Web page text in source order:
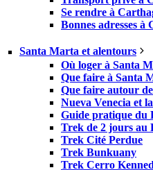
Se rendre à
Bonnes adresses à
Santa Marta et alentours
Où loger à Santa
Que faire à Santa
Que faire autour
Nueva Venecia et
Guide pratique du
Trek de 2 jours au
Trek Cité Perdue
Trek Bunkuany
Trek Cerro